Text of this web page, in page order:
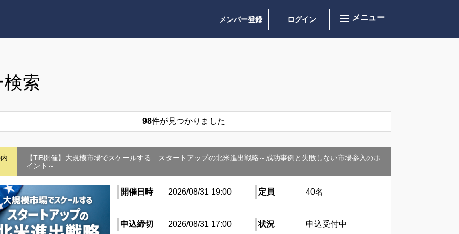
メンバー登録 ログイン
索
98件が見つかりました
【TiB開催】大規模市場でスケールする スタートアップの北米進出戦略～成功事例と失敗しない市場参入のポ
イント～
開催日時 2026/08/31 19:00 定員 40名
申込締切 2026/08/31 17:00 状況 申込受付中